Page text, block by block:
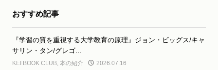
おすすめ記事
『学習の質を重視する大学教育の原理』ジョン・ビッグス/キャ
サリン・タン/グレゴ...
KEI BOOK CLUB, 本の紹介 2026.07.16